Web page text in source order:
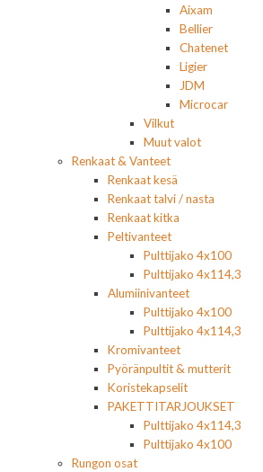
Aixam
Bellier
Chatenet
Ligier
JDM
Microcar
Vilkut
Muut valot
Renkaat & Vanteet
Renkaat kesä
Renkaat talvi / nasta
Renkaat kitka
Peltivanteet
Pulttijako 4x100
Pulttijako 4x114,3
Alumiinivanteet
Pulttijako 4x100
Pulttijako 4x114,3
Kromivanteet
Pyöränpultit & mutterit
Koristekapselit
PAKETTITARJOUKSET
Pulttijako 4x114,3
Pulttijako 4x100
Rungon osat